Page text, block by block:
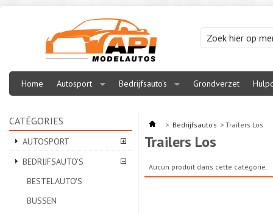
Home Autosport Bedrijfsauto's Grondverzet
CATÉGORIES
AUTOSPORT
BEDRIJFSAUTO'S
BESTELAUTO'S
BUSSEN
> Bedrijfsauto's > Trailers Los
Trailers Los
Aucun produit dans cette catégorie.